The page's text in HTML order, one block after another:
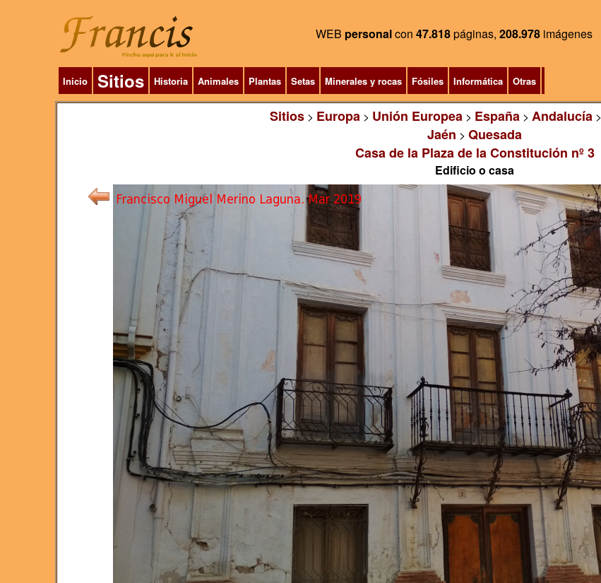
WEB personalcon 47.818páginas, 208.978 imágenes
Inicio Sitios Historia Animales Plantas Setas Minerales y rocas Fósiles Informática Otras
Sitios> Europa> Unión Europea> España> Andalucía>
Jaén > Quesada
Casa de la Plaza de la Constitución nº 3
Edificio o casa